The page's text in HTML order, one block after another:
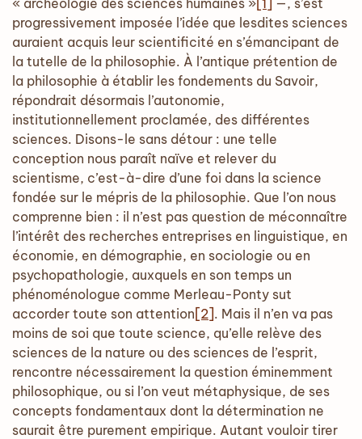
« archéologie des sciences humaines »[1] —, s’est
progressivement imposée l’idée que lesdites sciences
auraient acquis leur scientificité en s’émancipant de
la tutelle de la philosophie. À l’antique prétention de
la philosophie à établir les fondements du Savoir,
répondrait désormais l’autonomie,
institutionnellement proclamée, des différentes
sciences. Disons-le sans détour : une telle
conception nous paraît naïve et relever du
scientisme, c’est-à-dire d’une foi dans la science
fondée sur le mépris de la philosophie. Que l’on nous
comprenne bien : il n’est pas question de méconnaître
l’intérêt des recherches entreprises en linguistique, en
économie, en démographie, en sociologie ou en
psychopathologie, auxquels en son temps un
phénoménologue comme Merleau-Ponty sut
accorder toute son attention [2]. Mais il n’en va pas
moins de soi que toute science, qu’elle relève des
sciences de la nature ou des sciences de l’esprit,
rencontre nécessairement la question éminemment
philosophique, ou si l’on veut métaphysique, de ses
concepts fondamentaux dont la détermination ne
saurait être purement empirique. Autant vouloir tirer